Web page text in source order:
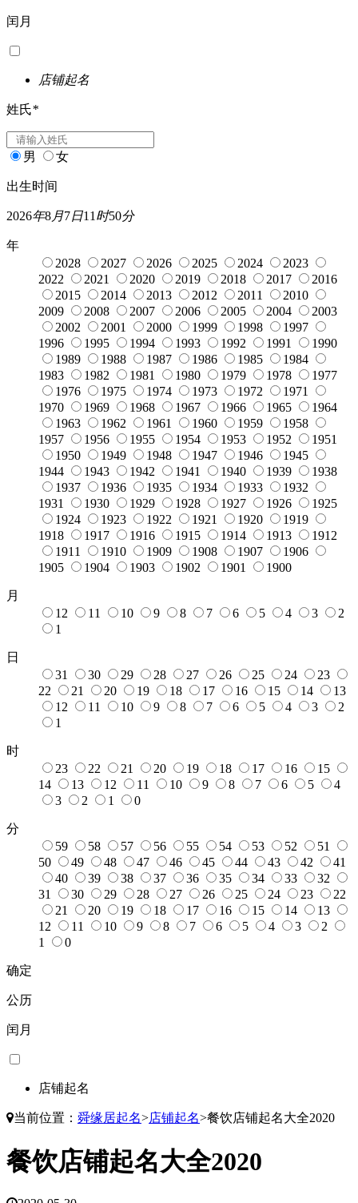
闰月
店铺起名
姓氏*
男 女
出生时间
2026年8月7日11 时50分
年
2028
2027 2026 2025 2024
2023
2022
2021 2020 2019 2018 2017
2016
2015
2014 2013 2012 2011
2010
2009
2008 2007 2006 2005 2004
2003
2002
2001 2000 1999 1998
1997
1996
1995 1994 1993 1992 1991
1990
1989
1988 1987 1986 1985
1984
1983
1982 1981 1980 1979 1978
1977
1976
1975 1974 1973 1972
1971
1970
1969 1968 1967 1966 1965
1964
1963
1962 1961 1960 1959
1958
1957
1956 1955 1954 1953 1952
1951
1950
1949 1948 1947 1946
1945
1944
1943 1942 1941 1940 1939
1938
1937
1936 1935 1934 1933
1932
1931
1930 1929 1928 1927 1926
1925
1924
1923 1922 1921 1920
1919
1918
1917 1916 1915 1914 1913
1912
1911
1910 1909 1908 1907
1906
1905
1904 1903 1902 1901 1900
月
12
11 10 9 8 7 6 5 4 3
2
1
日
31
30 29 28 27 26 25 24
23
22
21 20 19 18 17 16 15 14
13
12
11 10 9 8 7 6 5 4 3
2
1
时
23
22 21 20 19 18 17 16
15
14
13 12 11 10 9 8 7 6 5
4
3
2 1 0
分
59
58 57 56 55 54 53 52
51
50
49 48 47 46 45 44 43 42
41
40
39 38 37 36 35 34 33
32
31
30 29 28 27 26 25 24 23
22
21
20 19 18 17 16 15 14
13
12
11 10 9 8 7 6 5 4 3
2
1
0
确定
公历
闰月
店铺起名
当前位置： 舜缘居起名>店铺起名>餐饮店铺起名大全2020
餐饮店铺起名大全2020